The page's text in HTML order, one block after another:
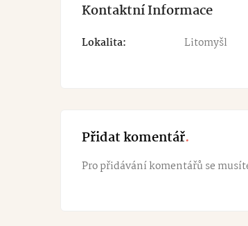
Kontaktní Informace
Lokalita: Litomyšl
Přidat komentář
Pro přidávání komentářů se